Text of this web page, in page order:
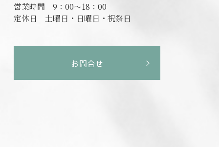
営業時間9：00～18：00
定休日 土曜日・日曜日・祝祭日
お問合せ